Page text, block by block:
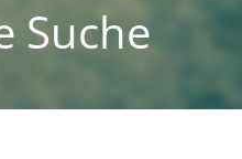
Suche